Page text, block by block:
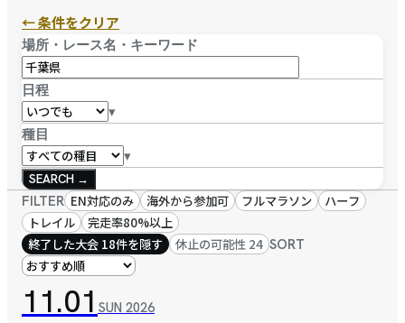
← 条件をクリア
場所・レース名・キーワード
日程
▾
種目
▾
SEARCH →
FILTER EN対応のみ 海外から参加可 フルマラソン
ハーフ
トレイル
完走率80%以上
終了した大会 18件を隠す
休止の可能性 24 SORT
11.01 SUN 2026